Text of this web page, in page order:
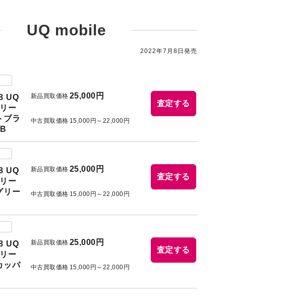
UQ mobile
2022年7月8日発売
UQ
ー
ブラ
新品買取価格 25,000円
中古買取価格 15,000円～22,000円
査定する
UQ
ー
リー
新品買取価格 25,000円
中古買取価格 15,000円～22,000円
査定する
UQ
ー
ッパ
新品買取価格 25,000円
中古買取価格 15,000円～22,000円
査定する